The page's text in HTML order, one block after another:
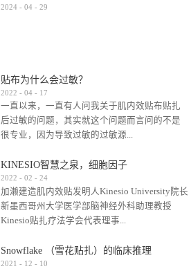
2024 - 04 - 29
贴布为什么会过敏？
2022 - 04 - 17
一直以来，一直有人问我关于肌内效贴布贴扎
后过敏的问题，其实就这个问题而言问的不是
很专业，因为导致过敏的过敏源...
很多，比如试穿件衣服有时都会过敏，特定条
件下吃东西有时也会过敏，难道不吃不穿了？
其他品牌的在此我们不予评价，就KINESIO肌内
效贴布来说，40多年的研究开发制造肌内效贴
比如我本人，几乎天天接触KINESIO肌内效，无
论从皮肤适应性还是本人皮肤本身就不属于不
KINESIO智慧之泉，细胞因子
2022 - 02 - 24
加濑建造肌内效贴发明人Kinesio University院长
新墨西哥州大学医学部脑神经外科助理教授
Kinesio贴扎疗法学会代表理事...
Kinesio Taping Association International
Snowflake （雪花贴扎）的临床推理
2021 - 12 - 10